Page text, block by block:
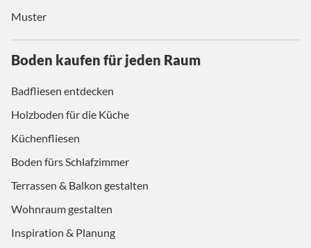
Muster
Boden kaufen für jeden Raum
Badfliesen entdecken
Holzboden für die Küche
Küchenfliesen
Boden fürs Schlafzimmer
Terrassen & Balkon gestalten
Wohnraum gestalten
Inspiration & Planung